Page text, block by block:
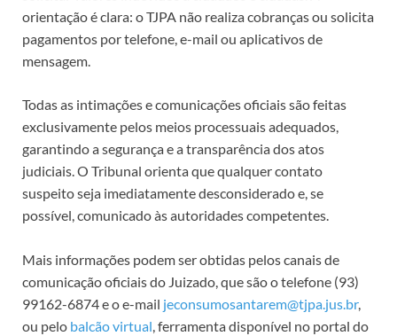
orientação é clara: o TJPA não realiza cobranças ou solicita
pagamentos por telefone, e-mail ou aplicativos de
mensagem.
Todas as intimações e comunicações oficiais são feitas
exclusivamente pelos meios processuais adequados,
garantindo a segurança e a transparência dos atos
judiciais. O Tribunal orienta que qualquer contato
suspeito seja imediatamente desconsiderado e, se
possível, comunicado às autoridades competentes.
Mais informações podem ser obtidas pelos canais de
comunicação oficiais do Juizado, que são o telefone (93)
99162-6874 e o e-mail jeconsumosantarem@tjpa.jus.br,
ou pelo balcão virtual, ferramenta disponível no portal do